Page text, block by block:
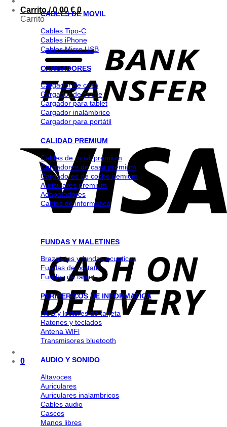
Carrito /0.00€ 0
Carrito
0
CABLES DE MOVIL
Cables Tipo-C
Cables iPhone
Cables Micro USB
CARGADORES
Cargador de casa
Cargador de coche
Cargador para tablet
Cargador inalámbrico
Cargador para portátil
CALIDAD PREMIUM
Cables de movil premium
Cargadores de casa premium
Cargadores de coche pemium
Auriculares premium
Adapatadores
Cables de informatica
FUNDAS Y MALETINES
Brazaletes y fundas acuaticas
Fundas de portatil
Fundas de tablet
PERIFERICOS DE INFORMATICA
HUB y lectores de tarjeta
Ratones y teclados
Antena WlFl
Transmisores bluetooth
AUDIO Y SONIDO
Altavoces
Auriculares
Auriculares inalambricos
Cables audio
Cascos
Manos libres